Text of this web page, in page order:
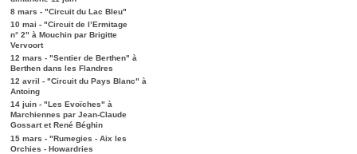
8 mars - "Circuit du Lac Bleu"
10 mai - "Circuit de l’Ermitage
n° 2" à Mouchin par Brigitte
Vervoort
12 mars - "Sentier de Berthen" à
Berthen dans les Flandres
12 avril - "Circuit du Pays Blanc" à
Antoing
14 juin - "Les Evoïches" à
Marchiennes par Jean-Claude
Gossart et René Béghin
15 mars - "Rumegies - Aix les
Orchies - Howardries